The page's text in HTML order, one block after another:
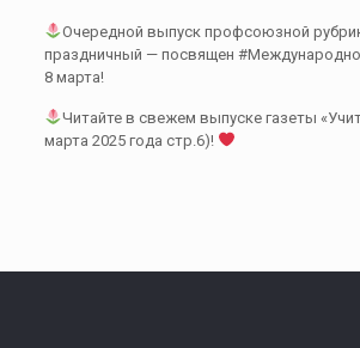
Очередной выпуск профсоюзной
праздничный — посвящен
8 марта!
Читайте в свежем выпуске газеты
марта 2025 года стр.6)!